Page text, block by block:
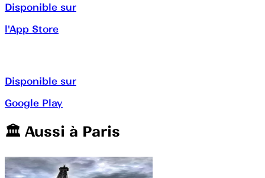
Disponible sur
l'App Store
Disponible sur
Google Play
🏛️️ Aussi à Paris